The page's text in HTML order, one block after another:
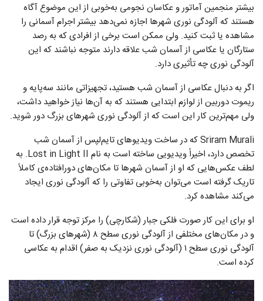
بیشتر منجمین آماتور و عکاسان نجومی به‌خوبی از این موضوع آگاه
هستند که آلودگی نوری شهرها اجازه‌ نمی‌دهد بیشتر اجرام آسمانی را
مشاهده یا ثبت کنید. ولی ممکن است برخی از افرادی که به رصد
ستارگان یا عکاسی از آسمان شب علاقه دارند متوجه نباشند که این
آلودگی نوری چه تأثیری دارد.
اگر به دنبال عکاسی از آسمان شب هستید، تجهیزاتی مانند سه‌پایه و
ریموت دوربین از لوازم ابتدایی هستند که به آن‌ها نیاز خواهید داشت،
ولی مهم‌ترین کار این است که از آلودگی نوری شهرهای بزرگ دور شوید.
Sriram Murali که در ساخت ویدیوهای تایم‌لپس از آسمان شب
تخصص دارد، اخیراً ویدیویی ساخته است به نام Lost in Light II. به
لطف عکس‌هایی که او از آسمان شهرها تا مکان‌های دورافتاده‌ی کاملاً
تاریک گرفته است می‌توان به‌خوبی تفاوتی را که آلودگی نوری ایجاد
می‌کند مشاهده کرد.
او برای این کار صورت فلکی جبار (شکارچی) را مرکز توجه قرار داده است
و در مکان‌های مختلفی از آلودگی نوری سطح ۸ (شهرهای بزرگ) تا
آلودگی نوری سطح ۱ (آلودگی نوری نزدیک به صفر) اقدام به عکاسی
کرده است.